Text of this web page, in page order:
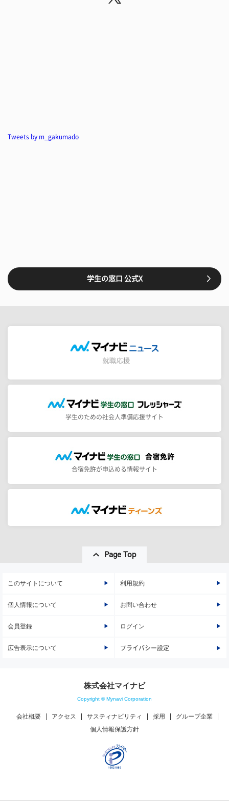
Tweets by m_gakumado
学生の窓口 公式X
学生のための社会人準備応援サイト
合宿免許が申込める情報サイト
Page Top
このサイトについて 利用規約
個人情報について お問い合わせ
会員登録 ログイン
広告表示について プライバシー設定
株式会社マイナビ
Copyright © Mynavi Corporation
会社概要 アクセス サスティナビリティ 採用
グループ企業
個人情報保護方針